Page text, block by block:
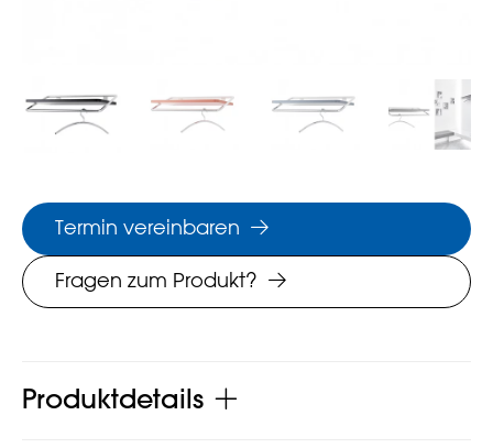
Termin vereinbaren
Fragen zum Produkt?
Produktdetails